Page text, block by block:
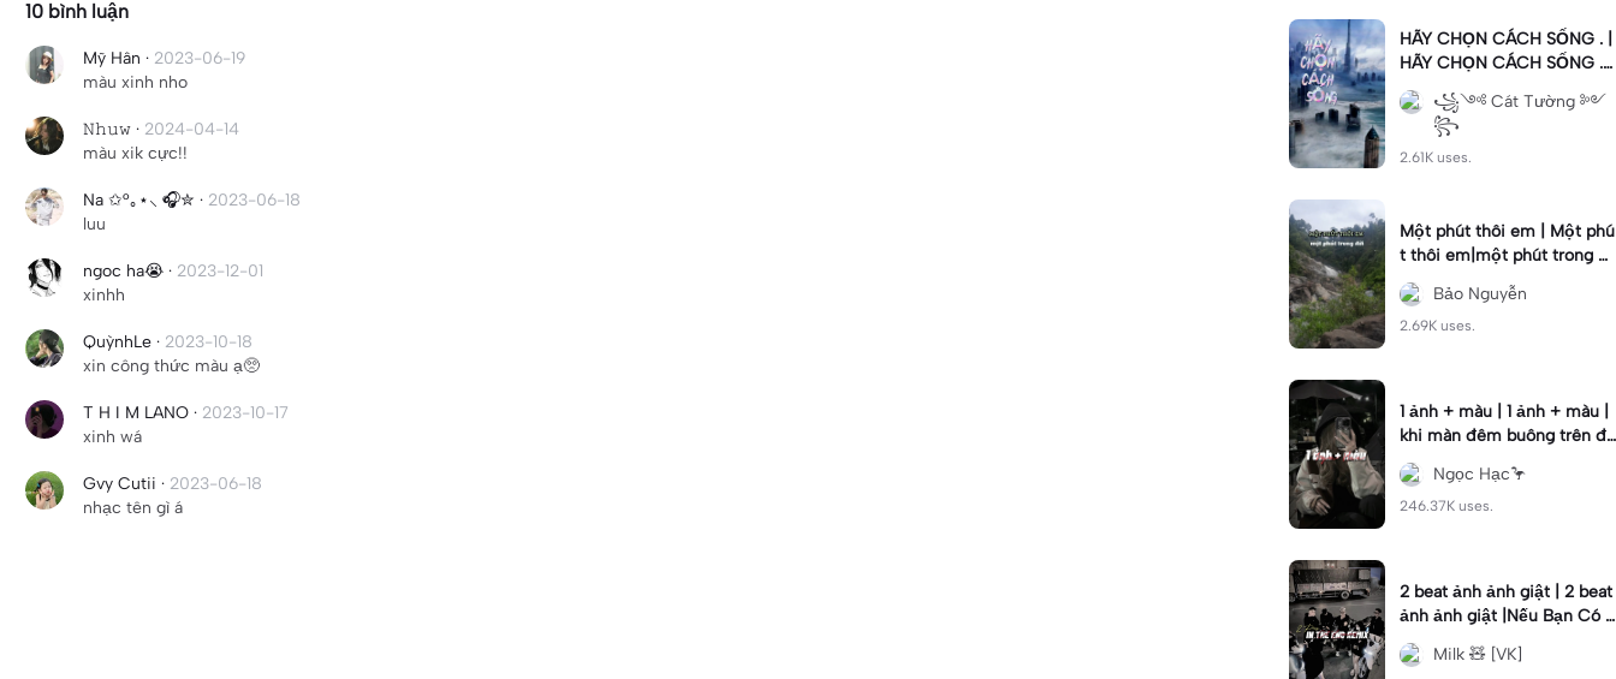
10 bình luận
Mỹ Hân · 2023-06-19
màu xinh nho
𝙽𝚑𝚞𝚠 · 2024-04-14
màu xik cực!!
Na ✩°｡⋆⸜ 🎧✮ · 2023-06-18
luu
ngoc ha😭 · 2023-12-01
xinhh
QuỳnhLe · 2023-10-18
xin công thức màu ạ🥺
T H I M LANO · 2023-10-17
xinh wá
Gvy Cutii · 2023-06-18
nhạc tên gì á
HÃY CHỌN CÁCH SỐNG . |
HÃY CHỌN CÁCH SỐNG .|
#fyp #foryou #xh #aiphi20
22
꧁༺ Cát Tường ༻
꧂
2.61K uses.
Một phút thôi em | Một phú
t thôi em|một phút trong đ
ời #tamtrang#bdl
Bảo Nguyễn
2.69K uses.
1 ảnh + màu | 1 ảnh + màu |
khi màn đêm buông trên đô
i vai #nh205 #xhuong📌
Ngọc Hạc🦩
246.37K uses.
2 beat ảnh ảnh giật | 2 beat
ảnh ảnh giật |Nếu Bạn Có 1
Điều Ước Thì Bạn Sẽ Ước
Gì?#nkhoa_06#vk
Milk 🧸 [VK]